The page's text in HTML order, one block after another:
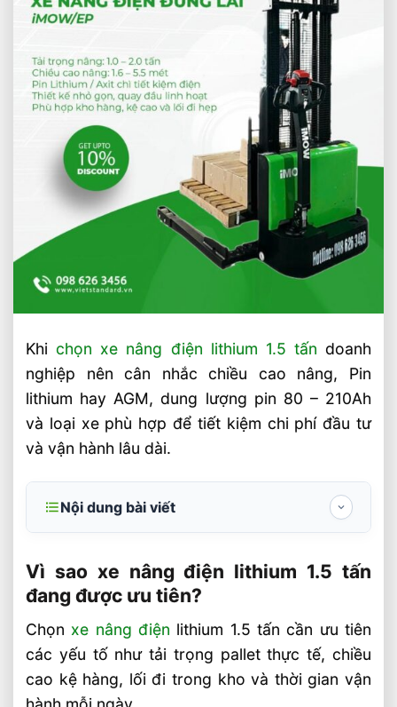
Khichọn xe nâng điện lithium 1.5 tấn doanh
nghiệp nên cân nhắc chiều cao nâng, Pin
lithium hay AGM, dung lượng pin 80 – 210Ah
và loại xe phù hợp để tiết kiệm chi phí đầu tư
và vận hành lâu dài.
Nội dung bài viết
được ưu tiên?
Những thông số kỹ thuật cần kiểm tra
trước khi mua
Cách chọn xe nâng điện lithium 1.5 tấn tiết
kiệm chi phí
Vì sao xe nâng điện lithium 1.5 tấn
đang được ưu tiên?
Chọn xe nâng điện lithium 1.5 tấn cần ưu tiên
các yếu tố như tải trọng pallet thực tế, chiều
cao kệ hàng, lối đi trong kho và thời gian vận